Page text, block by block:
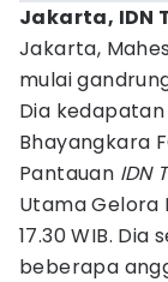
Jakarta, IDN
Jakarta,
mulai
Dia
Bhayangkara
Pantauan IDN
Utama Gelora
17.30 WIB.
beberapa